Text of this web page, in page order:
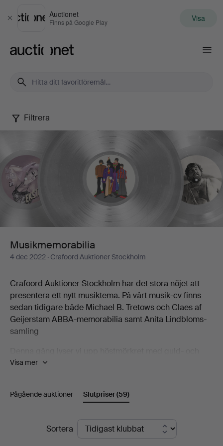
Stäng
Auctionet
Finns på Google Play Visa
Musikmemorabilia
Filtrera
Musikmemorabilia
4 dec 2022 · Crafoord Auktioner Stockholm
Crafoord Auktioner Stockholm har det stora nöjet att
presentera ett nytt musiktema. På vårt musik-cv finns
sedan tidigare både Michael B. Tretows och Claes af
Geijerstam ABBA-memorabilia samt Anita Lindbloms-
samling
platinaskivor av välkända artister som Bon Jovi ("New
eggen"), Secret Service ("Oh Susie") och Triad ("Tänd ett
och det signerade albumet ”The Singles, The First Ten
Visa mer
Pågående auktioner Slutpriser(59)
SlutpriserSortera